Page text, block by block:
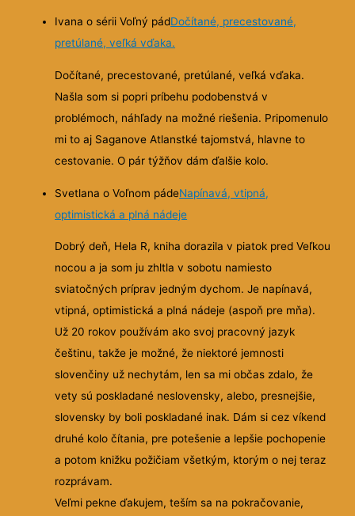
Ivana o sérii Voľný pádDočítané, precestované,
pretúlané, veľká vďaka.
Dočítané, precestované, pretúlané, veľká vďaka.
Našla som si popri príbehu podobenstvá v
problémoch, náhľady na možné riešenia. Pripomenulo
mi to aj Saganove Atlanstké tajomstvá, hlavne to
cestovanie. O pár týžňov dám ďalšie kolo.
Svetlana o Voľnom pádeNapínavá, vtipná,
optimistická a plná nádeje
Dobrý deň, Hela R, kniha dorazila v piatok pred Veľkou
nocou a ja som ju zhltla v sobotu namiesto
sviatočných príprav jedným dychom. Je napínavá,
vtipná, optimistická a plná nádeje (aspoň pre mňa).
Už 20 rokov používám ako svoj pracovný jazyk
češtinu, takže je možné, že niektoré jemnosti
slovenčiny už nechytám, len sa mi občas zdalo, že
vety sú poskladané neslovensky, alebo, presnejšie,
slovensky by boli poskladané inak. Dám si cez víkend
druhé kolo čítania, pre potešenie a lepšie pochopenie
a potom knižku požičiam všetkým, ktorým o nej teraz
rozprávam.
Veľmi pekne ďakujem, teším sa na pokračovanie,